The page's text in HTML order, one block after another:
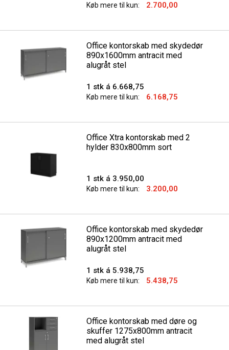
Køb mere til kun: 2.700,00
Office kontorskab med skydedør
890x1600mm antracit med
alugråt stel
1 stk á 6.668,75
Køb mere til kun: 6.168,75
Office Xtra kontorskab med 2
hylder 830x800mm sort
1 stk á 3.950,00
Køb mere til kun: 3.200,00
Office kontorskab med skydedør
890x1200mm antracit med
alugråt stel
1 stk á 5.938,75
Køb mere til kun: 5.438,75
Office kontorskab med døre og
skuffer 1275x800mm antracit
med alugråt stel